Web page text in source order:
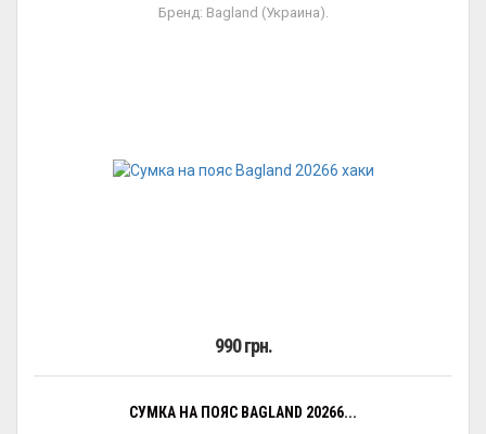
Бренд: Bagland (Украина).
990 грн.
СУМКА НА ПОЯС BAGLAND 20266...